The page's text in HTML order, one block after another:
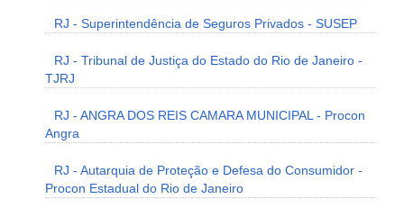
RJ - Superintendência de Seguros Privados - SUSEP
RJ - Tribunal de Justiça do Estado do Rio de Janeiro -
TJRJ
RJ - ANGRA DOS REIS CAMARA MUNICIPAL - Procon
Angra
RJ - Autarquia de Proteção e Defesa do Consumidor -
Procon Estadual do Rio de Janeiro